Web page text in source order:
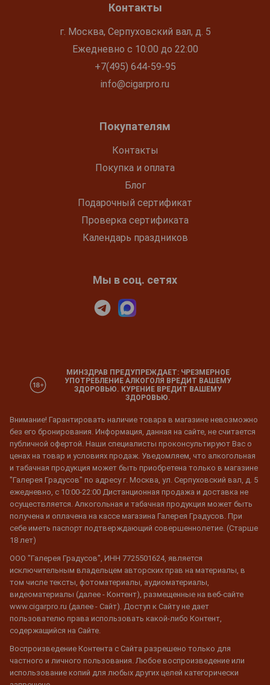
Контакты
г. Москва, Серпуховский вал, д. 5
Ежедневно с 10:00 до 22:00
+7(495) 644-59-95
info@cigarpro.ru
Покупателям
Контакты
Покупка и оплата
Блог
Подарочный сертификат
Проверка сертификата
Календарь праздников
Мы в соц. сетях
МИНЗДРАВ ПРЕДУПРЕЖДАЕТ: ЧРЕЗМЕРНОЕ
УПОТРЕБЛЕНИЕ АЛКОГОЛЯ ВРЕДИТ ВАШЕМУ
ЗДОРОВЬЮ. КУРЕНИЕ ВРЕДИТ ВАШЕМУ
ЗДОРОВЬЮ.
Внимание! Гарантировать наличие товара в магазине невозможно
без его бронирования. Информация, данная на сайте, не считается
публичной офертой. Наши специалисты проконсультируют Вас о
ценах на товар и условиях продаж. Уведомляем, что алкогольная
и табачная продукция может быть приобретена только в магазине
"Галерея Градусов" по адресу г. Москва, ул. Серпуховский вал, д. 5
ежедневно, с 10:00-22:00 Дистанционная продажа и доставка не
осуществляется. Алкогольная и табачная продукция может быть
получена и оплачена на кассе магазина Галерея Градусов. При
себе иметь паспорт подтверждающий совершеннолетие. (Старше
18 лет)
ООО "Галерея Градусов", ИНН 7725501624, является
исключительным владельцем авторских прав на материалы, в
том числе тексты, фотоматериалы, аудиоматериалы,
видеоматериалы (далее - Контент), размещенные на веб-сайте
www.cigarpro.ru (далее - Сайт). Доступ к Сайту не дает
пользователю права использовать какой-либо Контент,
содержащийся на Сайте.
Воспроизведение Контента с Сайта разрешено только для
частного и личного пользования. Любое воспроизведение или
использование копий для любых других целей категорически